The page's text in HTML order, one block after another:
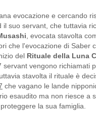
evocazione e cercando
suo servant, che tuttavia
, evocata stavolta
che l'evocazione di Saber
del Rituale della Luna
servant vengono
stavolta il rituale è
che vagano le lande
esaudito ma non riesce a
la sua famiglia.